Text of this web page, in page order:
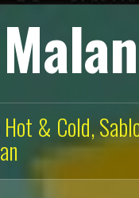
& Cold,